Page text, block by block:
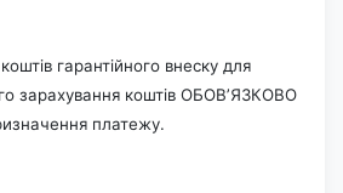
гарантійного внеску для
зарахування коштів ОБОВʼЯЗКОВО
платежу.